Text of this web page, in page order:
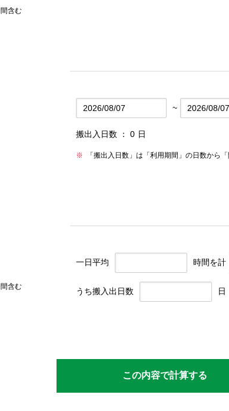
含む
~
搬出入日数 ：0 日
「搬出入日数」は「利用期間」の日数から
含む
一日平均 時間を計
うち搬入出日数 日